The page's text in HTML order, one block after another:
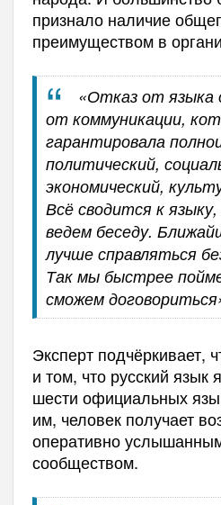
признало наличие
преимуществом в
«Отказ от языка
от коммуникации,
гарантировала
политический,
экономический,
Всё сводится к
ведем беседу.
лучше справляться
Так мы быстрее
сможем
Эксперт подчёркивает,
и том, что русский язык
шести официальных
им, человек получает
оперативно
сообществом.